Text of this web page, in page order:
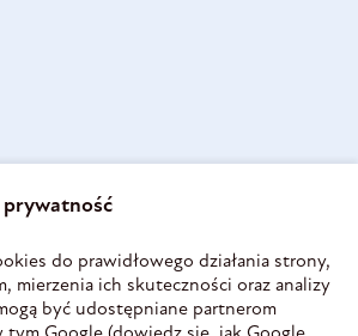
prywatność
do prawidłowego działania strony,
mierzenia ich skuteczności oraz analizy
być udostępniane partnerom